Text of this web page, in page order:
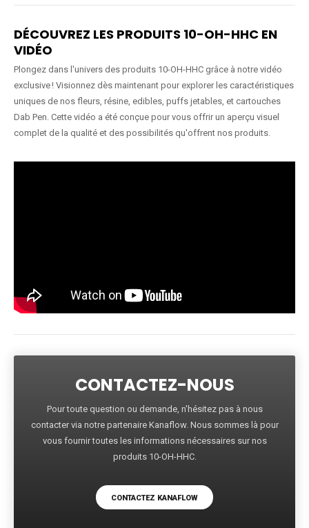
DÉCOUVREZ LES PRODUITS 10-OH-HHC EN
VIDÉO
Plongez dans l'univers des produits 10-OH-HHC grâce à notre vidéo
exclusive ! Visionnez dès maintenant pour explorer les caractéristiques
uniques de nos fleurs, résine, edibles, puffs jetables, et cartouches
Dab Pen. Cette vidéo a été conçue pour vous offrir un aperçu visuel
complet de la qualité et des possibilités qu'offrent nos produits.
CONTACTEZ-NOUS
Pour toute question ou demande, n'hésitez pas à nous
contacter via notre partenaire Kanaflow. Nous sommes là pour
vous fournir toutes les informations nécessaires sur nos
produits 10-OH-HHC.
CONTACTEZ KANAFLOW